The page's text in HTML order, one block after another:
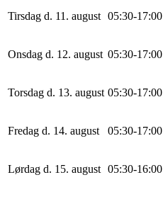
Tirsdag d. 11. august 05:30-17:00
Onsdag d. 12. august 05:30-17:00
Torsdag d. 13. august 05:30-17:00
Fredag d. 14. august 05:30-17:00
Lørdag d. 15. august 05:30-16:00